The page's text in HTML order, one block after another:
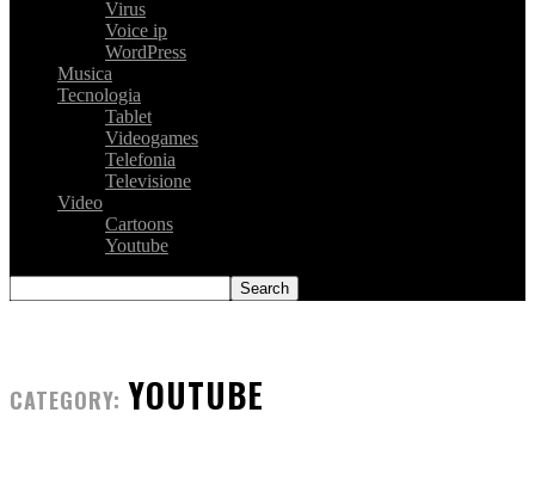
Virus
Voice ip
WordPress
Musica
Tecnologia
Tablet
Videogames
Telefonia
Televisione
Video
Cartoons
Youtube
CATEGORY: YOUTUBE